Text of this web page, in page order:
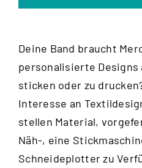
Deine Band braucht
personalisierte Designs
sticken oder zu
Interesse an
stellen Material,
Näh-, eine
Schneideplotter zu